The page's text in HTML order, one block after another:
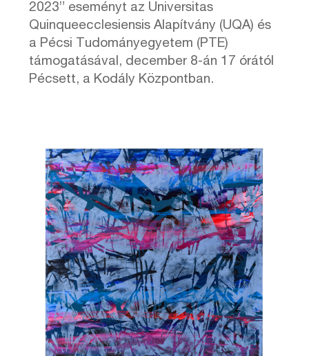
2023” eseményt az Universitas
Quinqueecclesiensis Alapítvány (UQA) és
a Pécsi Tudományegyetem (PTE)
támogatásával, december 8-án 17 órától
Pécsett, a Kodály Központban.